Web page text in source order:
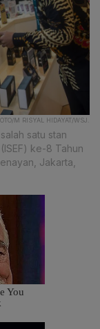
M RISYAL HIDAYAT/WSJ.
satu stan
ke-8 Tahun
Jakarta,